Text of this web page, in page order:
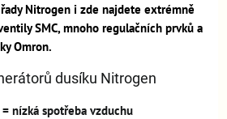
Nitrogen i zde najdete extrémně
SMC, mnoho regulačních prvků a
Omron.
dusíku Nitrogen
nízká spotřeba vzduchu